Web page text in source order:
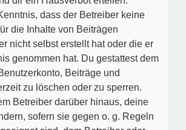
dass der Betreiber keine
die Inhalte von Beiträgen
nicht selbst erstellt hat oder die er
genommen hat. Du gestattest dem
Beiträge und
zu löschen oder zu sperren.
Betreiber darüber hinaus, deine
sofern sie gegen o. g. Regeln